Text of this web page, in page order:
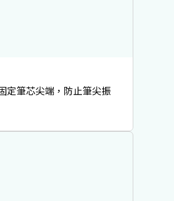
定筆芯尖端，防止筆尖振